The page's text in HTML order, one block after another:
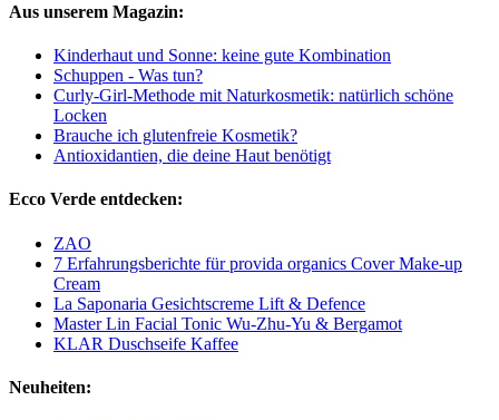
Aus unserem Magazin:
Kinderhaut und Sonne: keine gute Kombination
Schuppen - Was tun?
Curly-Girl-Methode mit Naturkosmetik: natürlich schöne
Locken
Brauche ich glutenfreie Kosmetik?
Antioxidantien, die deine Haut benötigt
Ecco Verde entdecken:
ZAO
7 Erfahrungsberichte für provida organics Cover Make-up
Cream
La Saponaria Gesichtscreme Lift & Defence
Master Lin Facial Tonic Wu-Zhu-Yu & Bergamot
KLAR Duschseife Kaffee
Neuheiten: